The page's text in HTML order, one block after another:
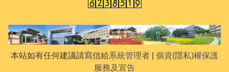
本站如有任何建議請寫信給系統管理者
個資(隱私)權保護
服務及宣告